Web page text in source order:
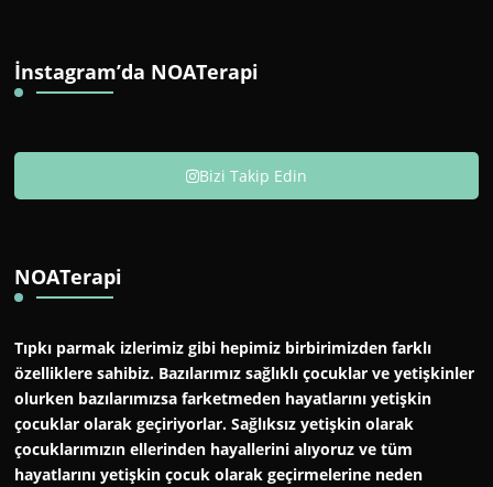
İnstagram’da NOATerapi
Bizi Takip Edin
NOATerapi
Tıpkı parmak izlerimiz gibi hepimiz birbirimizden farklı
özelliklere sahibiz. Bazılarımız sağlıklı çocuklar ve yetişkinler
olurken bazılarımızsa farketmeden hayatlarını yetişkin
çocuklar olarak geçiriyorlar. Sağlıksız yetişkin olarak
çocuklarımızın ellerinden hayallerini alıyoruz ve tüm
hayatlarını yetişkin çocuk olarak geçirmelerine neden